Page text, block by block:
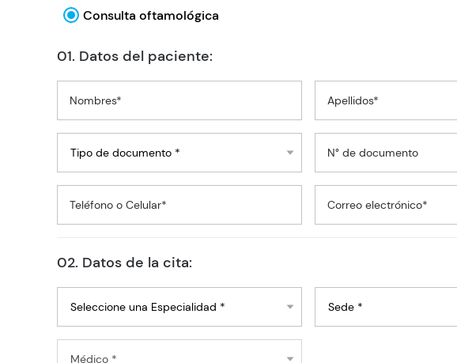
Consulta oftamológica
01. Datos del paciente:
Nombres* Apellidos*
N° de documento
Teléfono o Celular* Correo electrónico*
02. Datos de la cita: